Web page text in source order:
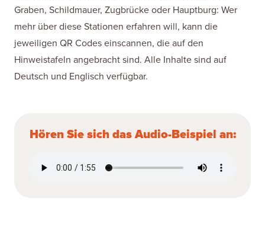
Graben, Schildmauer, Zugbrücke oder Hauptburg: Wer
mehr über diese Stationen erfahren will, kann die
jeweiligen QR Codes einscannen, die auf den
Hinweistafeln angebracht sind. Alle Inhalte sind auf
Deutsch und Englisch verfügbar.
Hören Sie sich das Audio-Beispiel an: